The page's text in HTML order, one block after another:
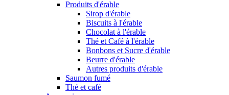
Produits d'érable
Sirop d'érable
Biscuits à l'érable
Chocolat à l'érable
Thé et Café à l'érable
Bonbons et Sucre d'érable
Beurre d'érable
Autres produits d'érable
Saumon fumé
Thé et café